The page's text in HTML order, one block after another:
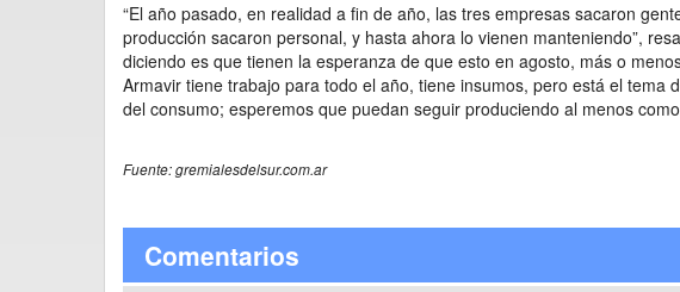
“El año pasado, en realidad a fin de año, las tres empresas sacaron
producción sacaron personal, y hasta ahora lo vienen manteniendo”,
diciendo es que tienen la esperanza de que esto en agosto, más o
Armavir tiene trabajo para todo el año, tiene insumos, pero está el tema
del consumo; esperemos que puedan seguir produciendo al menos
Fuente: gremialesdelsur.com.ar
Comentarios